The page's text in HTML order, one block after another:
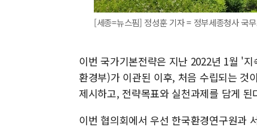
[세종=뉴스핌] 정성훈 기자 = 정부세종청사
이번 국가기본전략은 지난 2022년 1월 '
환경부)가 이관된 이후, 처음 수립되는 것
제시하고, 전략목표와 실천과제를 담게 된
이번 협의회에서 우선 한국환경연구원